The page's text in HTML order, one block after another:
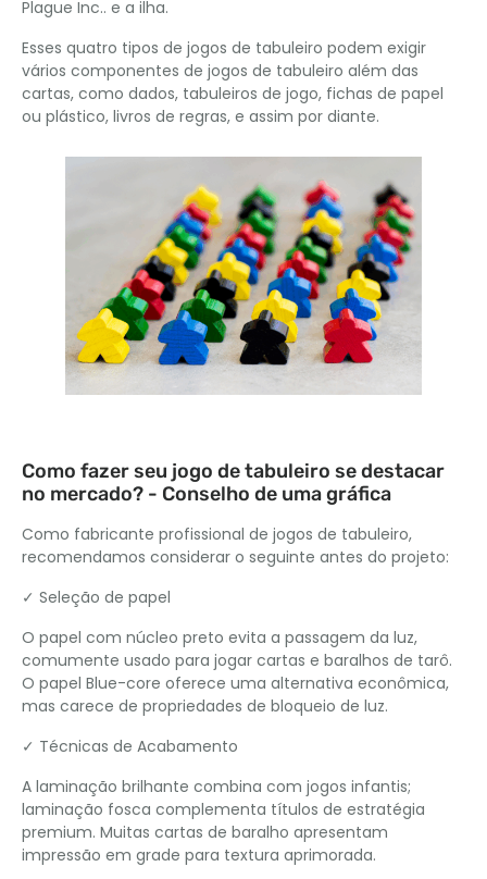
Plague Inc.. e a ilha.
Esses quatro tipos de jogos de tabuleiro podem exigir
vários componentes de jogos de tabuleiro além das
cartas, como dados, tabuleiros de jogo, fichas de papel
ou plástico, livros de regras, e assim por diante.
Como fazer seu jogo de tabuleiro se destacar
no mercado? - Conselho de uma gráfica
Como fabricante profissional de jogos de tabuleiro,
recomendamos considerar o seguinte antes do projeto:
✓ Seleção de papel
O papel com núcleo preto evita a passagem da luz,
comumente usado para jogar cartas e baralhos de tarô.
O papel Blue-core oferece uma alternativa econômica,
mas carece de propriedades de bloqueio de luz.
✓ Técnicas de Acabamento
A laminação brilhante combina com jogos infantis;
laminação fosca complementa títulos de estratégia
premium. Muitas cartas de baralho apresentam
impressão em grade para textura aprimorada.